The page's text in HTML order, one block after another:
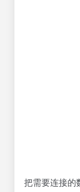
把需要连接的